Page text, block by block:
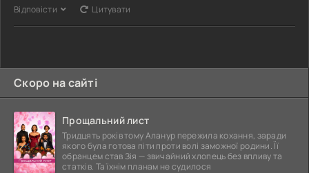
Відповісти Цитувати
Скоро на сайті
Прощальний лист
Тридцять років тому Аланур пережила кохання, заради
якого була готова піти проти волі заможної родини. Її
обранцем став Зія — звичайний хлопець без впливу та
статків. Та їхнім планам не судилося